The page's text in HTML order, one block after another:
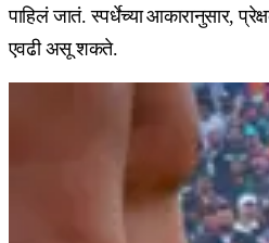
पाहिलं जातं. स्पर्धेच्या आकारानुसार,
एवढी असू शकते.